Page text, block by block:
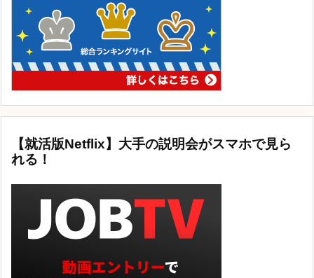
【就活版Netflix】大手の説明会がスマホで見ら
れる！